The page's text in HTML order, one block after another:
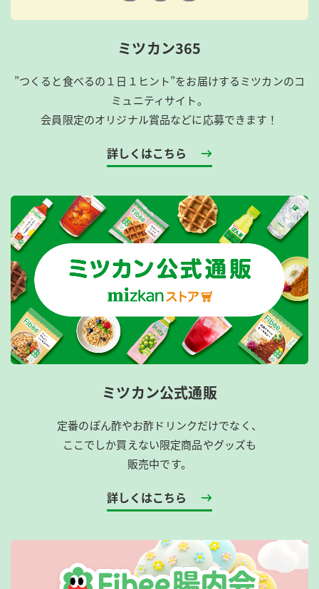
ミツカン365
”つくると食べるの１日１ヒント”をお届けするミツカンのコ
ミュニティサイト。
会員限定のオリジナル賞品などに応募できます！
詳しくはこちら
ミツカン公式通販
定番のぽん酢やお酢ドリンクだけでなく、
ここでしか買えない限定商品やグッズも
販売中です。
詳しくはこちら